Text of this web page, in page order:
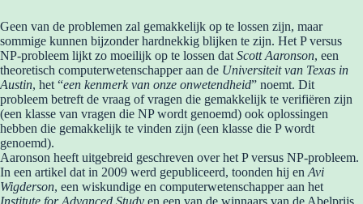
Geen van de problemen zal gemakkelijk op te lossen zijn, maar
sommige kunnen bijzonder hardnekkig blijken te zijn. Het P versus
NP-probleem lijkt zo moeilijk op te lossen dat Scott Aaronson, een
theoretisch computerwetenschapper aan de Universiteit van Texas in
Austin, het “een kenmerk van onze onwetendheid” noemt. Dit
probleem betreft de vraag of vragen die gemakkelijk te verifiëren zijn
(een klasse van vragen die NP wordt genoemd) ook oplossingen
hebben die gemakkelijk te vinden zijn (een klasse die P wordt
genoemd).
Aaronson heeft uitgebreid geschreven over het P versus NP-probleem.
In een artikel dat in 2009 werd gepubliceerd, toonden hij en Avi
Wigderson, een wiskundige en computerwetenschapper aan het
Institute for Advanced Study en een van de winnaars van de Abelprijs